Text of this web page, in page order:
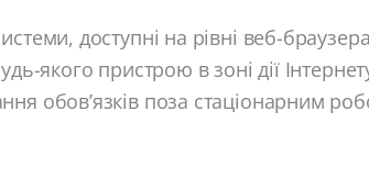
доступні на рівні веб-
якого пристрою в зоні дії
обов’язків поза стаціонарним